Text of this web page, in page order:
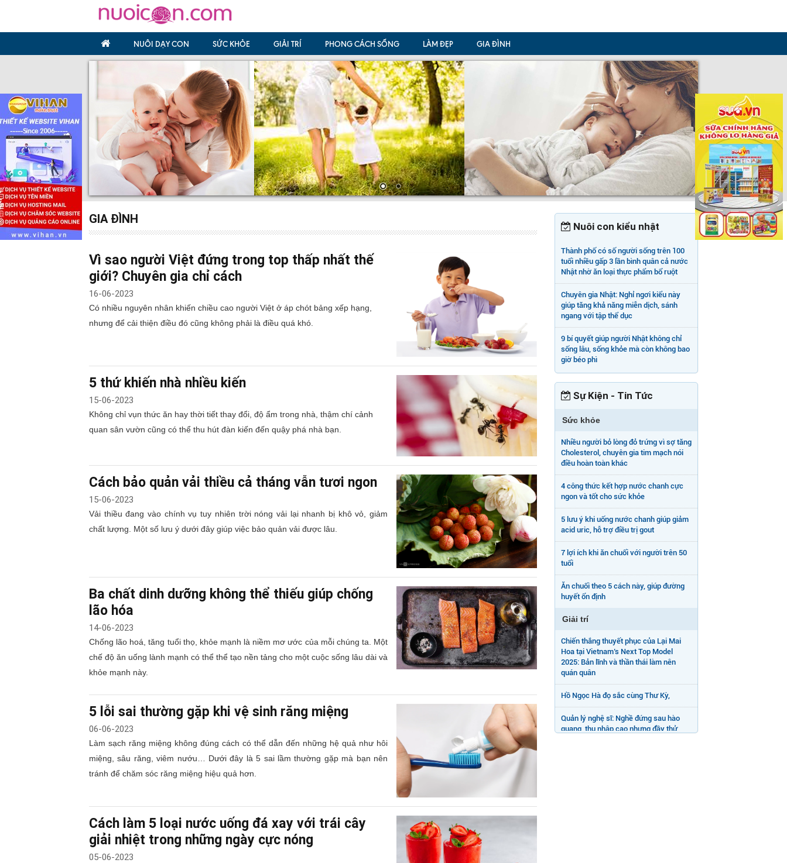
NUÔI DẠY CON SỨC KHỎE GIẢI TRÍ PHONG CÁCH SỐNG LÀM ĐẸP GIA ĐÌNH
GIA ĐÌNH
Vì sao người Việt đứng trong top thấp nhất thế
giới? Chuyên gia chỉ cách
16-06-2023
Có nhiều nguyên nhân khiến chiều cao người Việt ở áp chót bảng xếp hạng,
nhưng để cải thiện điều đó cũng không phải là điều quá khó.
5 thứ khiến nhà nhiều kiến
15-06-2023
Không chỉ vụn thức ăn hay thời tiết thay đổi, độ ẩm trong nhà, thậm chí cảnh
quan sân vườn cũng có thể thu hút đàn kiến đến quậy phá nhà bạn.
Cách bảo quản vải thiều cả tháng vẫn tươi ngon
15-06-2023
Vải thiều đang vào chính vụ tuy nhiên trời nóng vải lại nhanh bị khô vỏ, giảm
chất lượng. Một số lưu ý dưới đây giúp việc bảo quản vải được lâu.
Ba chất dinh dưỡng không thể thiếu giúp chống
lão hóa
14-06-2023
Chống lão hoá, tăng tuổi thọ, khỏe mạnh là niềm mơ ước của mỗi chúng ta. Một
chế độ ăn uống lành mạnh có thể thể tạo nền tảng cho một cuộc sống lâu dài và
khỏe mạnh này.
5 lỗi sai thường gặp khi vệ sinh răng miệng
06-06-2023
Làm sạch răng miệng không đúng cách có thể dẫn đến những hệ quả như hôi
miệng, sâu răng, viêm nướu… Dưới đây là 5 sai lầm thường gặp mà bạn nên
tránh để chăm sóc răng miệng hiệu quả hơn.
Cách làm 5 loại nước uống đá xay với trái cây
giải nhiệt trong những ngày cực nóng
05-06-2023
Nuôi con kiểu nhật
Thành phố có số người sống trên 100
tuổi nhiều gấp 3 lần bình quân cả nước
Nhật nhờ ăn loại thực phẩm bổ ruột
Chuyên gia Nhật: Nghỉ ngơi kiểu này
giúp tăng khả năng miễn dịch, sánh
ngang với tập thể dục
9 bí quyết giúp người Nhật không chỉ
sống lâu, sống khỏe mà còn không bao
giờ béo phì
Sự Kiện - Tin Tức
Sức khỏe
Nhiều người bỏ lòng đỏ trứng vì sợ tăng
Cholesterol, chuyên gia tim mạch nói
điều hoàn toàn khác
4 công thức kết hợp nước chanh cực
ngon và tốt cho sức khỏe
5 lưu ý khi uống nước chanh giúp giảm
acid uric, hỗ trợ điều trị gout
7 lợi ích khi ăn chuối với người trên 50
tuổi
Ăn chuối theo 5 cách này, giúp đường
huyết ổn định
Giải trí
Chiến thắng thuyết phục của Lại Mai
Hoa tại Vietnam’s Next Top Model
2025: Bản lĩnh và thần thái làm nên
quán quân
Hồ Ngọc Hà đọ sắc cùng Thư Kỳ,
Quản lý nghệ sĩ: Nghề đứng sau hào
quang, thu nhập cao nhưng đầy thử